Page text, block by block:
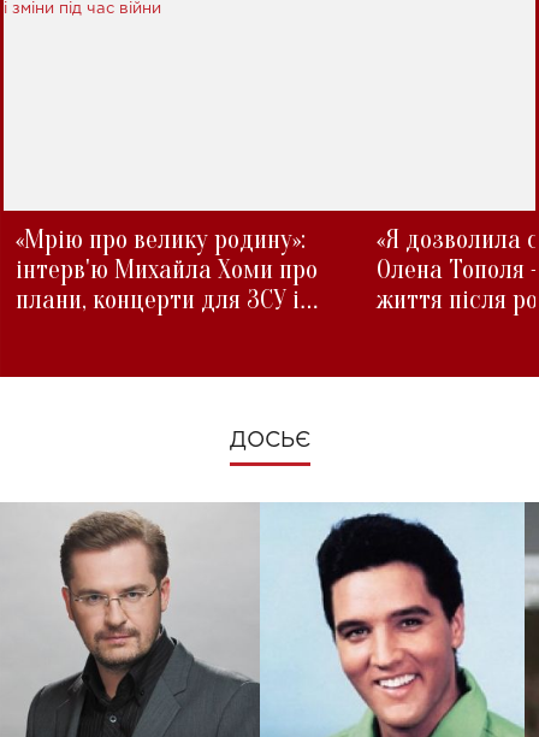
«Мрію про велику родину»:
інтерв'ю Михайла Хоми про
плани, концерти для ЗСУ і
«Я дозволила
Олена Тополя
життя після
ДОСЬЄ